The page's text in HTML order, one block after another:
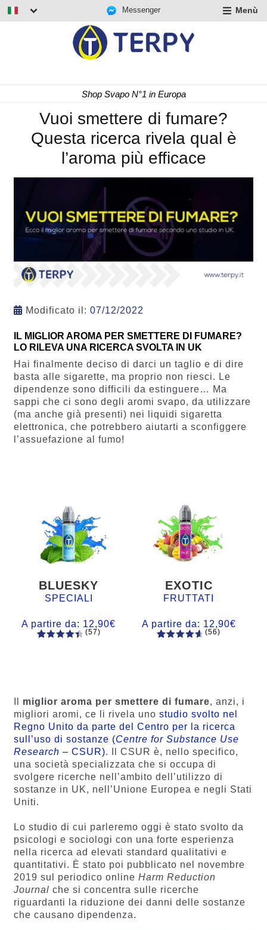
Messenger Menù
Consegna Rapida 24/48 h
Vuoi smettere di fumare?
Questa ricerca rivela qual è
l’aroma più efficace
Modificato il: 07/12/2022
IL MIGLIOR AROMA PER SMETTERE DI FUMARE?
LO RILEVA UNA RICERCA SVOLTA IN UK
Hai finalmente deciso di darci un taglio e di dire
basta alle sigarette, ma proprio non riesci. Le
dipendenze sono difficili da estinguere… Ma
sappi che ci sono degli aromi svapo, da utilizzare
(ma anche già presenti) nei liquidi sigaretta
elettronica, che potrebbero aiutarti a sconfiggere
l’assuefazione al fumo!
BLUESKY
SPECIALI
A partire da: 12,90€
recensio
ni
(57)
EXOTIC
FRUTTATI
A partire da: 12,90€
recension
i
(56)
miglior aroma per smettere di fumare, anzi, i
migliori aromi, ce li rivela uno studio svolto nel
Regno Unito da parte del Centro per la ricerca
sull’uso di sostanze (Centre for Substance Use
Research – CSUR). Il CSUR è, nello specifico,
una società specializzata che si occupa di
svolgere ricerche nell’ambito dell’utilizzo di
sostanze in UK, nell’Unione Europea e negli Stati
Uniti.
Lo studio di cui parleremo oggi è stato svolto da
psicologi e sociologi con una forte esperienza
nella ricerca ad elevati standard qualitativi e
quantitativi. È stato poi pubblicato nel novembre
2019 sul periodico online Harm Reduction
Journal che si concentra sulle ricerche
riguardanti la riduzione dei danni delle sostanze
che causano dipendenza.